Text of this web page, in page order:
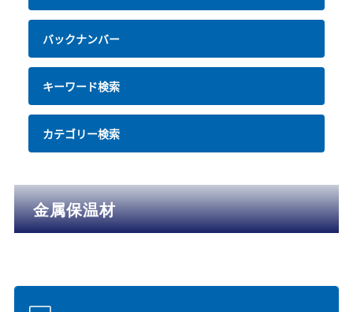
バックナンバー
キーワード検索
カテゴリー検索
金属保温材